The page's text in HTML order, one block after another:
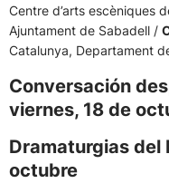
Centre d’arts escèniques
Ajuntament de Sabadell /
Catalunya, Departament
Conversación
viernes, 18 de
Dramaturgias del
octubre